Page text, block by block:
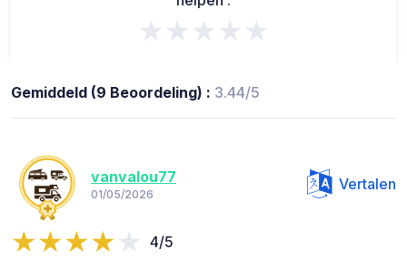
★★★★★
Gemiddeld (9 Beoordeling) : 3.44/5
vanvalou77
01/05/2026
Vertalen
4/5